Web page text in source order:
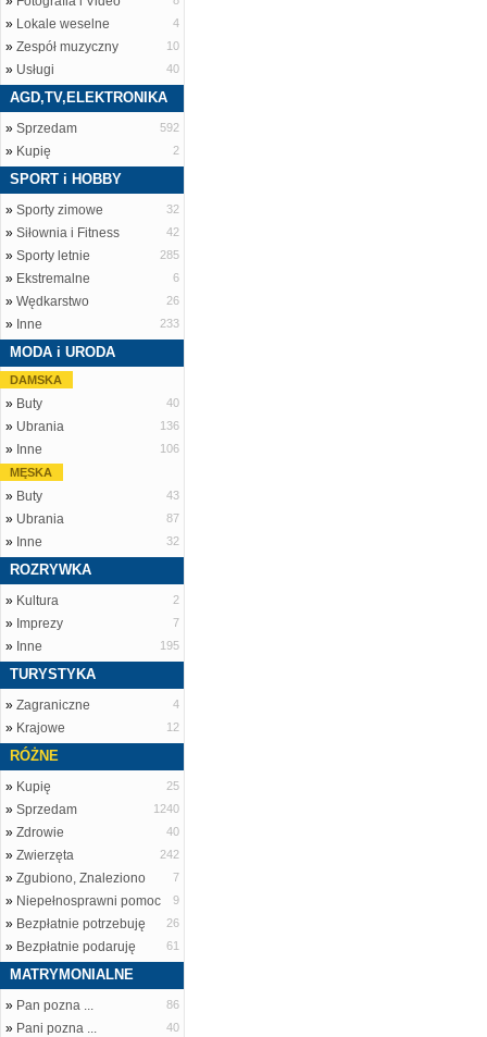
» Lokale weselne 4
» Zespół muzyczny 10
» Usługi 40
AGD,TV,ELEKTRONIKA
» Sprzedam 592
» Kupię 2
SPORT i HOBBY
» Sporty zimowe 32
» Siłownia i Fitness 42
» Sporty letnie 285
» Ekstremalne 6
» Wędkarstwo 26
» Inne 233
MODA i URODA
DAMSKA
» Buty 40
» Ubrania 136
» Inne
106
MĘSKA
» Buty 43
» Ubrania 87
» Inne 32
ROZRYWKA
» Kultura 2
» Imprezy 7
» Inne 195
TURYSTYKA
» Zagraniczne 4
» Krajowe 12
RÓŻNE
» Kupię 25
» Sprzedam 1240
» Zdrowie 40
» Zwierzęta 242
» Zgubiono, Znaleziono 7
» Niepełnosprawni pomoc 9
» Bezpłatnie potrzebuję 26
» Bezpłatnie podaruję 61
MATRYMONIALNE
» Pan pozna ... 86
» Pani pozna ... 40